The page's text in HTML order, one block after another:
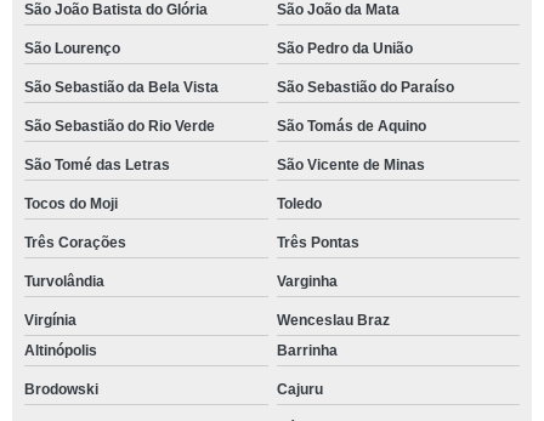
São João Batista do Glória São João da Mata
São Lourenço São Pedro da União
São Sebastião da Bela Vista São Sebastião do Paraíso
São Sebastião do Rio Verde São Tomás de Aquino
São Tomé das Letras São Vicente de Minas
Tocos do Moji Toledo
Três Corações Três Pontas
Turvolândia Varginha
Virgínia
Wenceslau Braz
Altinópolis
Barrinha
Brodowski Cajuru